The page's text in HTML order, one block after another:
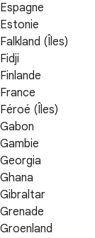
Espagne
Estonie
Falkland (Îles)
Fidji
Finlande
France
Féroé (Îles)
Gabon
Gambie
Georgia
Ghana
Gibraltar
Grenade
Groenland